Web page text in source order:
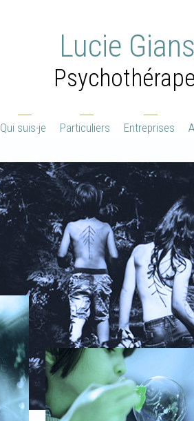
Lucie
Qui suis-je Particuliers Entreprises